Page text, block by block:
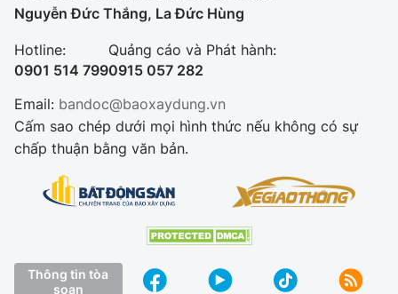
Nguyễn Đức Thắng, La Đức Hùng
Hotline:
0901 514 799
Quảng cáo và Phát hành:
0915 057 282
Email: bandoc@baoxaydung.vn
Cấm sao chép dưới mọi hình thức nếu không có sự
chấp thuận bằng văn bản.
Thông tin tòa
soạn